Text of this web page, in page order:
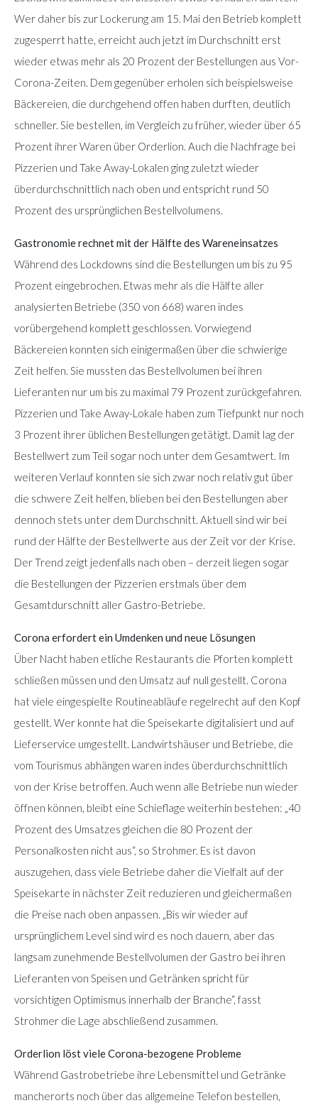
Wer daher bis zur Lockerung am 15. Mai den Betrieb komplett
zugesperrt hatte, erreicht auch jetzt im Durchschnitt erst
wieder etwas mehr als 20 Prozent der Bestellungen aus Vor-
Corona-Zeiten. Dem gegenüber erholen sich beispielsweise
Bäckereien, die durchgehend offen haben durften, deutlich
schneller. Sie bestellen, im Vergleich zu früher, wieder über 65
Prozent ihrer Waren über Orderlion. Auch die Nachfrage bei
Pizzerien und Take Away-Lokalen ging zuletzt wieder
überdurchschnittlich nach oben und entspricht rund 50
Prozent des ursprünglichen Bestellvolumens.
Gastronomie rechnet mit der Hälfte des Wareneinsatzes
Während des Lockdowns sind die Bestellungen um bis zu 95
Prozent eingebrochen. Etwas mehr als die Hälfte aller
analysierten Betriebe (350 von 668) waren indes
vorübergehend komplett geschlossen. Vorwiegend
Bäckereien konnten sich einigermaßen über die schwierige
Zeit helfen. Sie mussten das Bestellvolumen bei ihren
Lieferanten nur um bis zu maximal 79 Prozent zurückgefahren.
Pizzerien und Take Away-Lokale haben zum Tiefpunkt nur noch
3 Prozent ihrer üblichen Bestellungen getätigt. Damit lag der
Bestellwert zum Teil sogar noch unter dem Gesamtwert. Im
weiteren Verlauf konnten sie sich zwar noch relativ gut über
die schwere Zeit helfen, blieben bei den Bestellungen aber
dennoch stets unter dem Durchschnitt. Aktuell sind wir bei
rund der Hälfte der Bestellwerte aus der Zeit vor der Krise.
Der Trend zeigt jedenfalls nach oben – derzeit liegen sogar
die Bestellungen der Pizzerien erstmals über dem
Gesamtdurschnitt aller Gastro-Betriebe.
Corona erfordert ein Umdenken und neue Lösungen
Über Nacht haben etliche Restaurants die Pforten komplett
schließen müssen und den Umsatz auf null gestellt. Corona
hat viele eingespielte Routineabläufe regelrecht auf den Kopf
gestellt. Wer konnte hat die Speisekarte digitalisiert und auf
Lieferservice umgestellt. Landwirtshäuser und Betriebe, die
vom Tourismus abhängen waren indes überdurchschnittlich
von der Krise betroffen. Auch wenn alle Betriebe nun wieder
öffnen können, bleibt eine Schieflage weiterhin bestehen: „40
Prozent des Umsatzes gleichen die 80 Prozent der
Personalkosten nicht aus“, so Strohmer. Es ist davon
auszugehen, dass viele Betriebe daher die Vielfalt auf der
Speisekarte in nächster Zeit reduzieren und gleichermaßen
die Preise nach oben anpassen. „Bis wir wieder auf
ursprünglichem Level sind wird es noch dauern, aber das
langsam zunehmende Bestellvolumen der Gastro bei ihren
Lieferanten von Speisen und Getränken spricht für
vorsichtigen Optimismus innerhalb der Branche“, fasst
Strohmer die Lage abschließend zusammen.
Orderlion löst viele Corona-bezogene Probleme
Während Gastrobetriebe ihre Lebensmittel und Getränke
mancherorts noch über das allgemeine Telefon bestellen,